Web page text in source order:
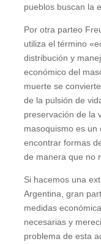
pueblos buscan la
Por otra parteo
utiliza el término
distribución y
económico del
muerte se
de la pulsión de
preservación de la
masoquismo es un
encontrar formas
de manera que no
Si hacemos una
Argentina, gran
medidas
necesarias y
problema de esta